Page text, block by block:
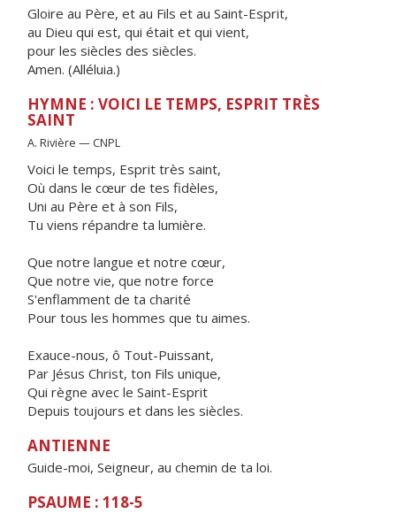
Gloire au Père, et au Fils et au Saint-Esprit,
au Dieu qui est, qui était et qui vient,
pour les siècles des siècles.
Amen. (Alléluia.)
HYMNE : VOICI LE TEMPS, ESPRIT TRÈS
SAINT
A. Rivière — CNPL
Voici le temps, Esprit très saint,
Où dans le cœur de tes fidèles,
Uni au Père et à son Fils,
Tu viens répandre ta lumière.
Que notre langue et notre cœur,
Que notre vie, que notre force
S'enflamment de ta charité
Pour tous les hommes que tu aimes.
Exauce-nous, ô Tout-Puissant,
Par Jésus Christ, ton Fils unique,
Qui règne avec le Saint-Esprit
Depuis toujours et dans les siècles.
ANTIENNE
Guide-moi, Seigneur, au chemin de ta loi.
PSAUME : 118-5